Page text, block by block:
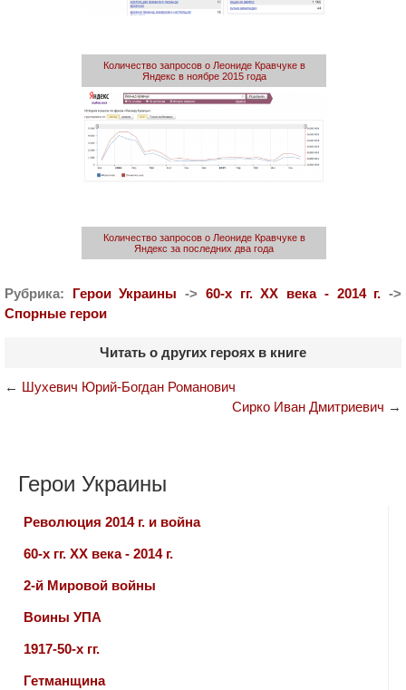
Количество запросов о Леониде Кравчуке в
Яндекс в ноябре 2015 года
Количество запросов о Леониде Кравчуке в
Яндекс за последних два года
Рубрика: Герои Украины -> 60-х гг. ХХ века - 2014 г. ->
Спорные герои
Читать о других героях в книге
← Шухевич Юрий-Богдан Романович
Сирко Иван Дмитриевич →
Герои Украины
Революция 2014 г. и война
60-х гг. ХХ века - 2014 г.
2-й Мировой войны
Воины УПА
1917-50-х гг.
Гетманщина